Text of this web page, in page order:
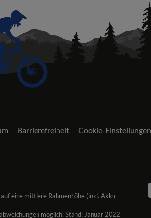
Barrierefreiheit Cookie-Einstellungen
eine mittlere Rahmenhöhe (inkl. Akku
möglich. Stand: Januar 2022